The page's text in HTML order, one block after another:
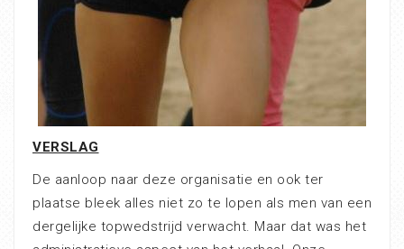
VERSLAG
De aanloop naar deze organisatie en ook ter
plaatse bleek alles niet zo te lopen als men van een
dergelijke topwedstrijd verwacht. Maar dat was het